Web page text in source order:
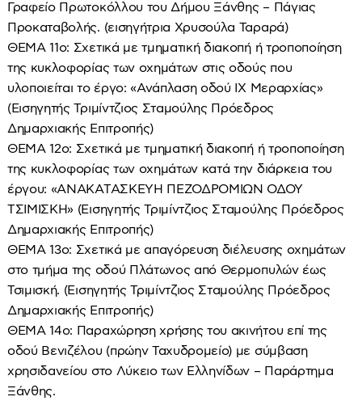
Γραφείο Πρωτοκόλλου του Δήμου Ξάνθης – Πάγιας
Προκαταβολής. (εισηγήτρια Χρυσούλα Ταραρά)
ΘΕΜΑ 11ο: Σχετικά με τμηματική διακοπή ή τροποποίηση
της κυκλοφορίας των οχημάτων στις οδούς που
υλοποιείται το έργο: «Ανάπλαση οδού ΙΧ Μεραρχίας»
(Εισηγητής Τριμίντζιος Σταμούλης Πρόεδρος
Δημαρχιακής Επιτροπής)
ΘΕΜΑ 12ο: Σχετικά με τμηματική διακοπή ή τροποποίηση
της κυκλοφορίας των οχημάτων κατά την διάρκεια του
έργου: «ΑΝΑΚΑΤΑΣΚΕΥΗ ΠΕΖΟΔΡΟΜΙΩΝ ΟΔΟΥ
ΤΣΙΜΙΣΚΗ» (Εισηγητής Τριμίντζιος Σταμούλης Πρόεδρος
Δημαρχιακής Επιτροπής)
ΘΕΜΑ 13ο: Σχετικά με απαγόρευση διέλευσης οχημάτων
στο τμήμα της οδού Πλάτωνος από Θερμοπυλών έως
Τσιμισκή. (Εισηγητής Τριμίντζιος Σταμούλης Πρόεδρος
Δημαρχιακής Επιτροπής)
ΘΕΜΑ 14ο: Παραχώρηση χρήσης του ακινήτου επί της
οδού Βενιζέλου (πρώην Ταχυδρομείο) με σύμβαση
χρησιδανείου στο Λύκειο των Ελληνίδων – Παράρτημα
Ξάνθης.